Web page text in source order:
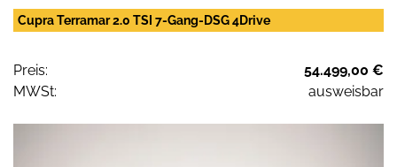
Cupra Terramar 2.0 TSI 7-Gang-DSG 4Drive
Preis:
54.499,00 €
MWSt:
ausweisbar